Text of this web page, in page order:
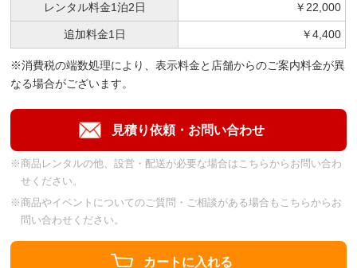
レンタル料金1泊2日 ￥22,000
追加料金1日 ￥4,400
※消費税の端数処理により、表示料金と店舗からのご案内料金が異
なる場合がございます。
※商品レンタルの他、設営・配送が必要な場合はこちらからお問い合わ
せください。
※商品やイベントについてのご質問・ご相談がある場合もこちらからお
問い合わせください。